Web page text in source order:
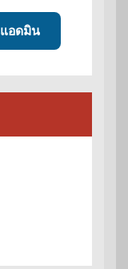
อดมิน